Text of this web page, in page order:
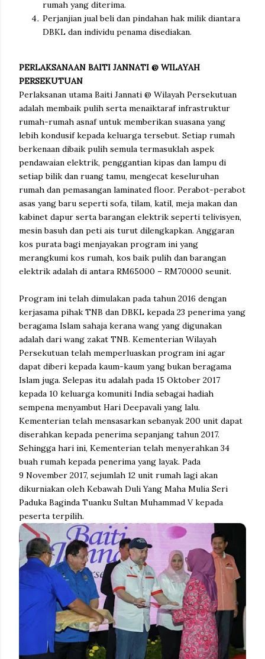
rumah yang diterima.
Perjanjian jual beli dan pindahan hak milik diantara
DBKL dan individu penama disediakan.
PERLAKSANAAN BAITI JANNATI @ WILAYAH
PERSEKUTUAN
Perlaksanan utama Baiti Jannati @ Wilayah Persekutuan
adalah membaik pulih serta menaiktaraf infrastruktur
rumah-rumah asnaf untuk memberikan suasana yang
lebih kondusif kepada keluarga tersebut. Setiap rumah
berkenaan dibaik pulih semula termasuklah aspek
pendawaian elektrik, penggantian kipas dan lampu di
setiap bilik dan ruang tamu, mengecat keseluruhan
rumah dan pemasangan laminated floor. Perabot-perabot
asas yang baru seperti sofa, tilam, katil, meja makan dan
kabinet dapur serta barangan elektrik seperti telivisyen,
mesin basuh dan peti ais turut dilengkapkan. Anggaran
kos purata bagi menjayakan program ini yang
merangkumi kos rumah, kos baik pulih dan barangan
elektrik adalah di antara RM65000 – RM70000 seunit.
Program ini telah dimulakan pada tahun 2016 dengan
kerjasama pihak TNB dan DBKL kepada 23 penerima yang
beragama Islam sahaja kerana wang yang digunakan
adalah dari wang zakat TNB. Kementerian Wilayah
Persekutuan telah memperluaskan program ini agar
dapat diberi kepada kaum-kaum yang bukan beragama
Islam juga. Selepas itu adalah pada 15 Oktober 2017
kepada 10 keluarga komuniti India sebagai hadiah
sempena menyambut Hari Deepavali yang lalu.
Kementerian telah mensasarkan sebanyak 200 unit dapat
diserahkan kepada penerima sepanjang tahun 2017.
Sehingga hari ini, Kementerian telah menyerahkan 34
buah rumah kepada penerima yang layak. Pada
9 November 2017, sejumlah 12 unit rumah lagi akan
dikurniakan oleh Kebawah Duli Yang Maha Mulia Seri
Paduka Baginda Tuanku Sultan Muhammad V kepada
peserta terpilih.